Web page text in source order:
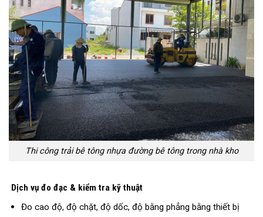
Thi công trải bê tông nhựa đường bê tông trong nhà kho
Dịch vụ đo đạc & kiểm tra kỹ thuật
Đo cao độ, độ chặt, độ dốc, độ bằng phẳng bằng thiết bị